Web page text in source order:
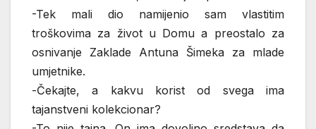
-Tek mali dio namijenio sam vlastitim
troškovima za život u Domu a preostalo za
osnivanje Zaklade Antuna Šimeka za mlade
umjetnike.
-Čekajte, a kakvu korist od svega ima
tajanstveni kolekcionar?